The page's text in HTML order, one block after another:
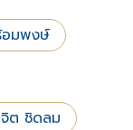
อมพงษ์
ต ชิดลม